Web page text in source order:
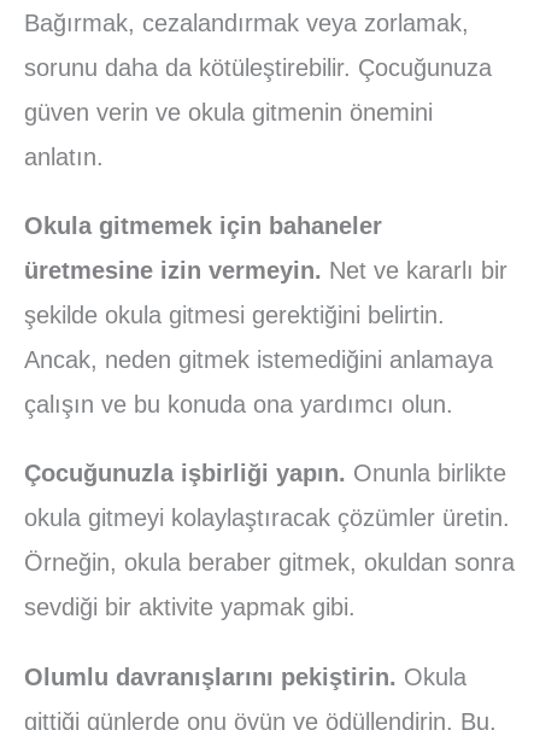
Bağırmak, cezalandırmak veya zorlamak,
sorunu daha da kötüleştirebilir. Çocuğunuza
güven verin ve okula gitmenin önemini
anlatın.
Okula gitmemek için bahaneler
üretmesine izin vermeyin. Net ve kararlı bir
şekilde okula gitmesi gerektiğini belirtin.
Ancak, neden gitmek istemediğini anlamaya
çalışın ve bu konuda ona yardımcı olun.
Çocuğunuzla işbirliği yapın. Onunla birlikte
okula gitmeyi kolaylaştıracak çözümler üretin.
Örneğin, okula beraber gitmek, okuldan sonra
sevdiği bir aktivite yapmak gibi.
Olumlu davranışlarını pekiştirin. Okula
gittiği günlerde onu övün ve ödüllendirin. Bu,